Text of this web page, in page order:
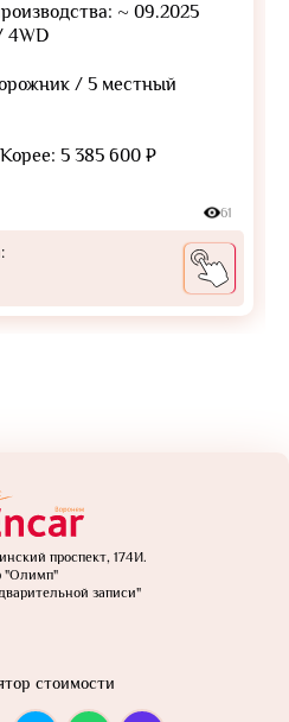
~ 09.2025
4WD
/ 5 местный
5 385 600 ₽
61
проспект, 174И.
"Олимп"
записи"
стоимости